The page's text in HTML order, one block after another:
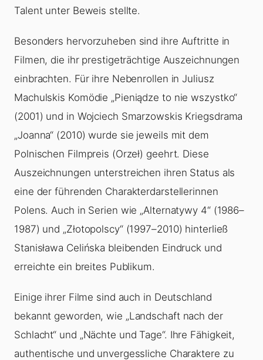
Talent unter Beweis stellte.
Besonders hervorzuheben sind ihre Auftritte in
Filmen, die ihr prestigeträchtige Auszeichnungen
einbrachten. Für ihre Nebenrollen in Juliusz
Machulskis Komödie „Pieniądze to nie wszystko“
(2001) und in Wojciech Smarzowskis Kriegsdrama
„Joanna“ (2010) wurde sie jeweils mit dem
Polnischen Filmpreis (Orzeł) geehrt. Diese
Auszeichnungen unterstreichen ihren Status als
eine der führenden Charakterdarstellerinnen
Polens. Auch in Serien wie „Alternatywy 4“ (1986–
1987) und „Złotopolscy“ (1997–2010) hinterließ
Stanisława Celińska bleibenden Eindruck und
erreichte ein breites Publikum.
Einige ihrer Filme sind auch in Deutschland
bekannt geworden, wie „Landschaft nach der
Schlacht“ und „Nächte und Tage“. Ihre Fähigkeit,
authentische und unvergessliche Charaktere zu